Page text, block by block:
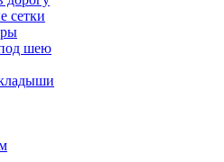
сетки
шею